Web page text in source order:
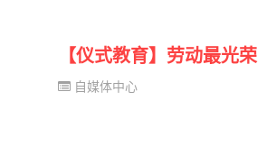
【仪式教育】劳动最光荣
自媒体中心